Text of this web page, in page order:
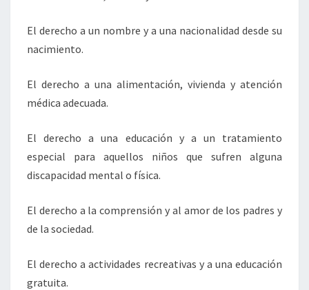
El derecho a un nombre y a una nacionalidad desde su
nacimiento.
El derecho a una alimentación, vivienda y atención
médica adecuada.
El derecho a una educación y a un tratamiento
especial para aquellos niños que sufren alguna
discapacidad mental o física.
El derecho a la comprensión y al amor de los padres y
de la sociedad.
El derecho a actividades recreativas y a una educación
gratuita.